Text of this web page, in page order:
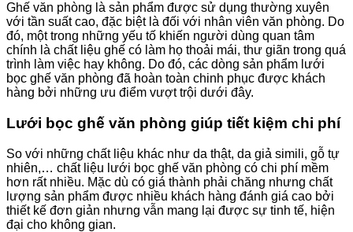
Ghế văn phòng là sản phẩm được sử dụng thường xuyên
với tần suất cao, đặc biệt là đối với nhân viên văn phòng. Do
đó, một trong những yếu tố khiến người dùng quan tâm
chính là chất liệu ghế có làm họ thoải mái, thư giãn trong quá
trình làm việc hay không. Do đó, các dòng sản phẩm lưới
bọc ghế văn phòng đã hoàn toàn chinh phục được khách
hàng bởi những ưu điểm vượt trội dưới đây.
Lưới bọc ghế văn phòng giúp tiết kiệm chi phí
So với những chất liệu khác như da thật, da giả simili, gỗ tự
nhiên,… chất liệu lưới bọc ghế văn phòng có chi phí mềm
hơn rất nhiều. Mặc dù có giá thành phải chăng nhưng chất
lượng sản phẩm được nhiều khách hàng đánh giá cao bởi
thiết kế đơn giản nhưng vẫn mang lại được sự tinh tế, hiện
đại cho không gian.